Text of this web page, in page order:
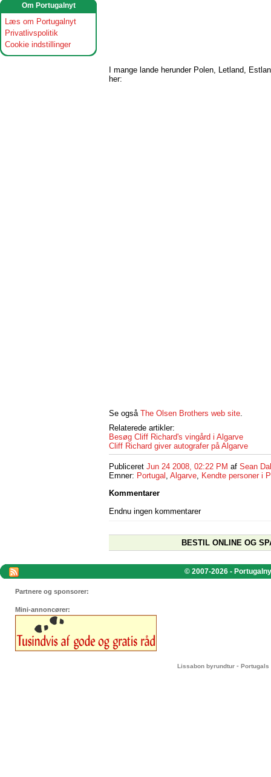
Om Portugalnyt
Læs om Portugalnyt
Privatlivspolitik
Cookie indstillinger
I mange lande herunder Polen, Letland,
her:
Se også The Olsen Brothers web site
Relaterede artikler:
Besøg Cliff Richard's vingård i Algarve
Cliff Richard giver autografer på Algarve
Publiceret Jun 24 2008, 02:22 PM af Sean
Emner: Portugal , Algarve, Kendte personer i
Kommentarer
Endnu ingen kommentarer
BESTIL ONLINE OG
© 2007-2026 -
Partnere og sponsorer:
Mini-annoncører:
Lissabon byrundtur - Portugals